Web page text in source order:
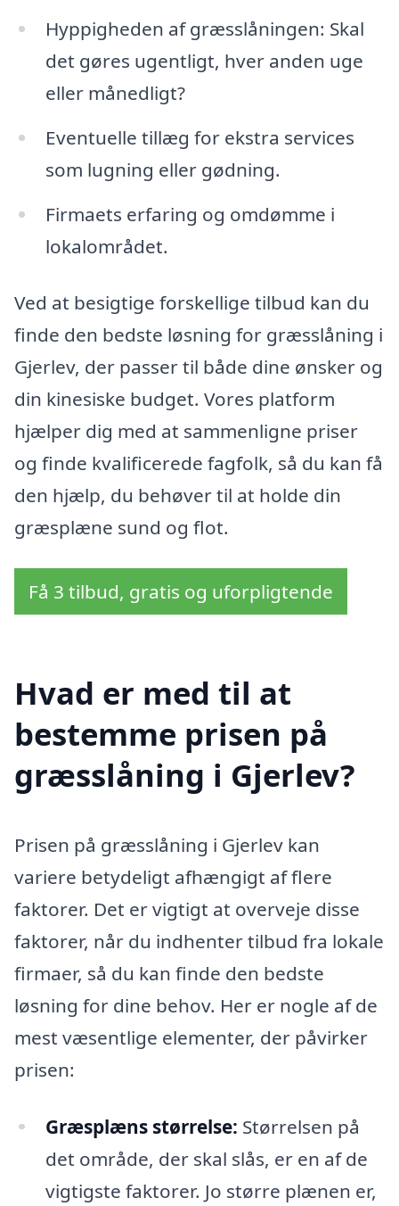
Hyppigheden af græsslåningen: Skal
det gøres ugentligt, hver anden uge
eller månedligt?
Eventuelle tillæg for ekstra services
som lugning eller gødning.
Firmaets erfaring og omdømme i
lokalområdet.
Ved at besigtige forskellige tilbud kan du
finde den bedste løsning for græsslåning i
Gjerlev, der passer til både dine ønsker og
din kinesiske budget. Vores platform
hjælper dig med at sammenligne priser
og finde kvalificerede fagfolk, så du kan få
den hjælp, du behøver til at holde din
græsplæne sund og flot.
Få 3 tilbud, gratis og uforpligtende
Hvad er med til at
bestemme prisen på
græsslåning i Gjerlev?
Prisen på græsslåning i Gjerlev kan
variere betydeligt afhængigt af flere
faktorer. Det er vigtigt at overveje disse
faktorer, når du indhenter tilbud fra lokale
firmaer, så du kan finde den bedste
løsning for dine behov. Her er nogle af de
mest væsentlige elementer, der påvirker
prisen:
Græsplæns størrelse: Størrelsen på
det område, der skal slås, er en af de
vigtigste faktorer. Jo større plænen er,